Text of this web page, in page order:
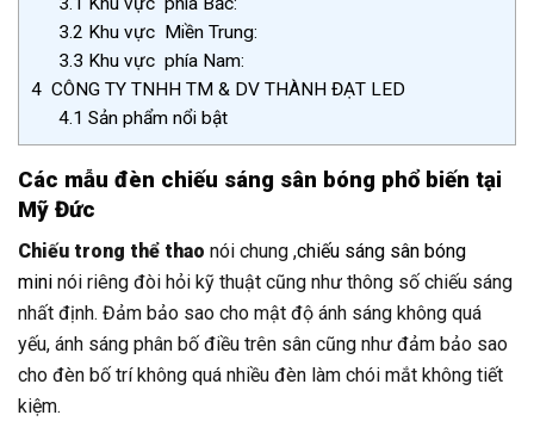
3.2 Khu vực Miền Trung:
3.3 Khu vực phía Nam:
4 CÔNG TY TNHH TM & DV THÀNH ĐẠT LED
4.1 Sản phẩm nổi bật
Các mẫu đèn chiếu sáng sân bóng phổ biến tại
Mỹ Đức
Chiếu trong thể thao nói chung ,chiếu sáng sân bóng
mini nói riêng đòi hỏi kỹ thuật cũng như thông số chiếu sáng
nhất định. Đảm bảo sao cho mật độ ánh sáng không quá
yếu, ánh sáng phân bố điều trên sân cũng như đảm bảo sao
cho đèn bố trí không quá nhiều đèn làm chói mắt không tiết
kiệm.